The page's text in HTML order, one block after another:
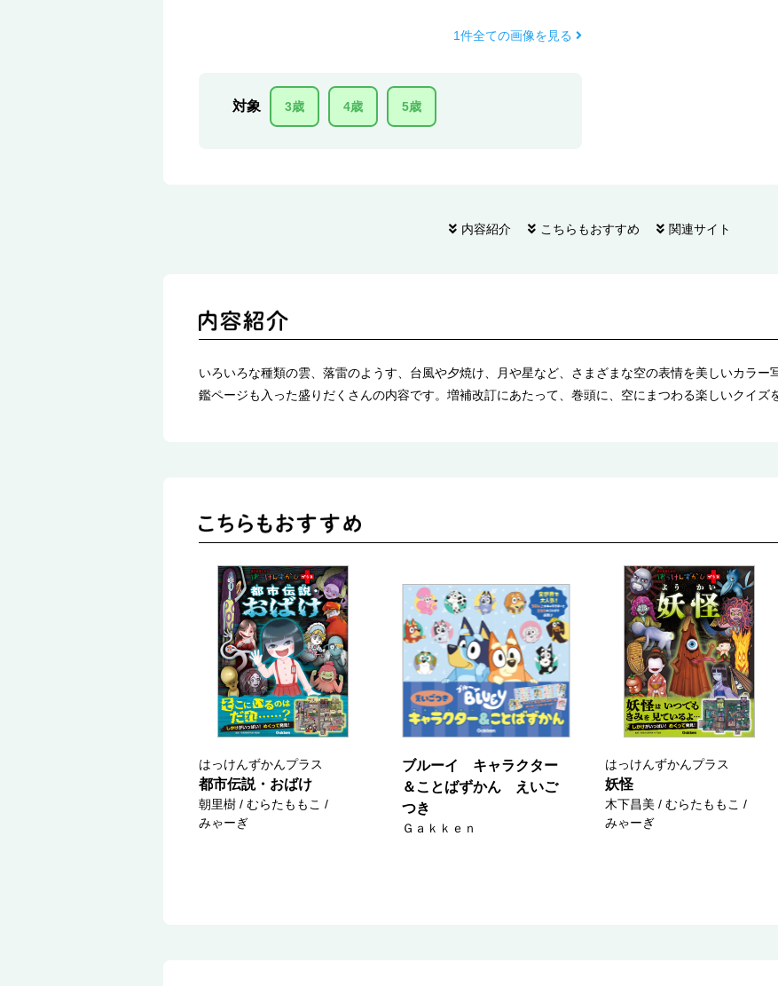
1件全ての画像を見る
対象 3歳 4歳 5歳
内容紹介 こちらもおすすめ 関連サイト
いろいろな種類の雲、落雷のようす、台風や夕焼け、月や星など、さまざまな空の表情を美しいカラー
鑑ページも入った盛りだくさんの内容です。増補改訂にあたって、巻頭に、空にまつわる楽しいクイズ
はっけんずかんプラス
都市伝説・おばけ
朝里樹 / むらたももこ /
みゃーぎ
ブルーイ キャラクター
＆ことばずかん えいご
つき
Ｇａｋｋｅｎ
はっけんずかんプラス
妖怪
木下昌美 / むらたももこ /
みゃーぎ